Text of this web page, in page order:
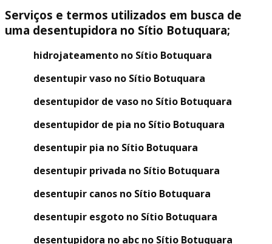
Serviços e termos utilizados em busca de
uma desentupidora no Sítio Botuquara;
hidrojateamento no Sítio Botuquara
desentupir vaso no Sítio Botuquara
desentupidor de vaso no Sítio Botuquara
desentupidor de pia no Sítio Botuquara
desentupir pia no Sítio Botuquara
desentupir privada no Sítio Botuquara
desentupir canos no Sítio Botuquara
desentupir esgoto no Sítio Botuquara
desentupidora no abc no Sítio Botuquara